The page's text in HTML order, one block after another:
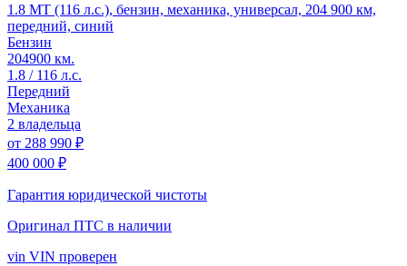
1.8 MT (116 л.с.), бензин, механика, универсал, 204 900 км,
передний, синий
Бензин
204900 км.
1.8 / 116 л.с.
Передний
Механика
2 владельца
от 288 990 ₽
400 000 ₽
Гарантия юридической чистоты
Оригинал ПТС в наличии
vin VIN проверен